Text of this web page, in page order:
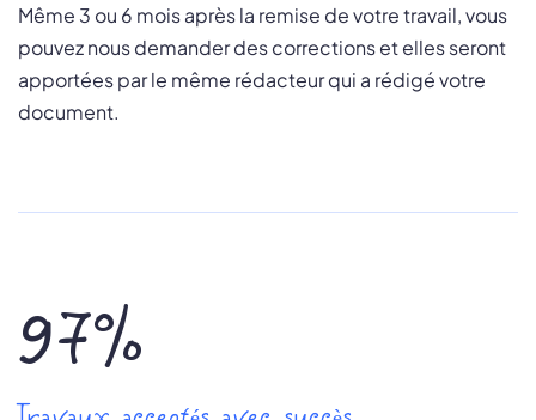
Même 3 ou 6 mois après la remise de votre travail, vous
pouvez nous demander des corrections et elles seront
apportées par le même rédacteur qui a rédigé votre
document.
97%